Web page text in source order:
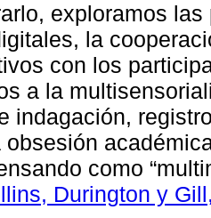
exploramos
la
con los
a la
indagación,
obsesión
como
Durington y